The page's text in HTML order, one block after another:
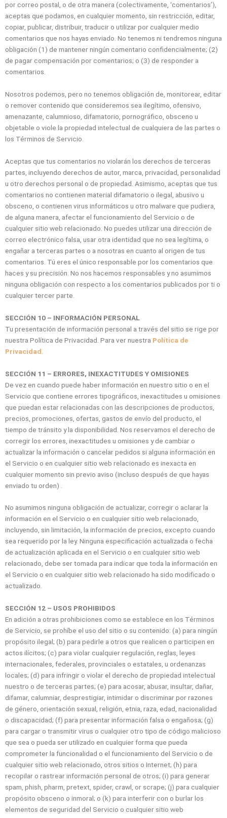
por correo postal, o de otra manera (colectivamente, ‘comentarios’),
aceptas que podamos, en cualquier momento, sin restricción, editar,
copiar, publicar, distribuir, traducir o utilizar por cualquier medio
comentarios que nos hayas enviado. No tenemos ni tendremos ninguna
obligación (1) de mantener ningún comentario confidencialmente; (2)
de pagar compensación por comentarios; o (3) de responder a
comentarios.
Nosotros podemos, pero no tenemos obligación de, monitorear, editar
o remover contenido que consideremos sea ilegítimo, ofensivo,
amenazante, calumnioso, difamatorio, pornográfico, obsceno u
objetable o viole la propiedad intelectual de cualquiera de las partes o
los Términos de Servicio.
Aceptas que tus comentarios no violarán los derechos de terceras
partes, incluyendo derechos de autor, marca, privacidad, personalidad
u otro derechos personal o de propiedad. Asimismo, aceptas que tus
comentarios no contienen material difamatorio o ilegal, abusivo u
obsceno, o contienen virus informáticos u otro malware que pudiera,
de alguna manera, afectar el funcionamiento del Servicio o de
cualquier sitio web relacionado. No puedes utilizar una dirección de
correo electrónico falsa, usar otra identidad que no sea legítima, o
engañar a terceras partes o a nosotras en cuanto al origen de tus
comentarios. Tú eres el único responsable por los comentarios que
haces y su precisión. No nos hacemos responsables y no asumimos
ninguna obligación con respecto a los comentarios publicados por ti o
cualquier tercer parte.
SECCIÓN 10 – INFORMACIÓN PERSONAL
Tu presentación de información personal a través del sitio se rige por
nuestra Política de Privacidad. Para ver nuestra Política de
Privacidad.
SECCIÓN 11 – ERRORES, INEXACTITUDES Y OMISIONES
De vez en cuando puede haber información en nuestro sitio o en el
Servicio que contiene errores tipográficos, inexactitudes u omisiones
que puedan estar relacionadas con las descripciones de productos,
precios, promociones, ofertas, gastos de envío del producto, el
tiempo de tránsito y la disponibilidad. Nos reservamos el derecho de
corregir los errores, inexactitudes u omisiones y de cambiar o
actualizar la información o cancelar pedidos si alguna información en
el Servicio o en cualquier sitio web relacionado es inexacta en
cualquier momento sin previo aviso (incluso después de que hayas
enviado tu orden) .
No asumimos ninguna obligación de actualizar, corregir o aclarar la
información en el Servicio o en cualquier sitio web relacionado,
incluyendo, sin limitación, la información de precios, excepto cuando
sea requerido por la ley. Ninguna especificación actualizada o fecha
de actualización aplicada en el Servicio o en cualquier sitio web
relacionado, debe ser tomada para indicar que toda la información en
el Servicio o en cualquier sitio web relacionado ha sido modificado o
actualizado.
SECCIÓN 12 – USOS PROHIBIDOS
En adición a otras prohibiciones como se establece en los Términos
de Servicio, se prohíbe el uso del sitio o su contenido: (a) para ningún
propósito ilegal; (b) para pedirle a otros que realicen o participen en
actos ilícitos; (c) para violar cualquier regulación, reglas, leyes
internacionales, federales, provinciales o estatales, u ordenanzas
locales; (d) para infringir o violar el derecho de propiedad intelectual
nuestro o de terceras partes; (e) para acosar, abusar, insultar, dañar,
difamar, calumniar, desprestigiar, intimidar o discriminar por razones
de género, orientación sexual, religión, etnia, raza, edad, nacionalidad
o discapacidad; (f) para presentar información falsa o engañosa; (g)
para cargar o transmitir virus o cualquier otro tipo de código malicioso
que sea o pueda ser utilizado en cualquier forma que pueda
comprometer la funcionalidad o el funcionamiento del Servicio o de
cualquier sitio web relacionado, otros sitios o Internet; (h) para
recopilar o rastrear información personal de otros; (i) para generar
spam, phish, pharm, pretext, spider, crawl, or scrape; (j) para cualquier
propósito obsceno o inmoral; o (k) para interferir con o burlar los
elementos de seguridad del Servicio o cualquier sitio web